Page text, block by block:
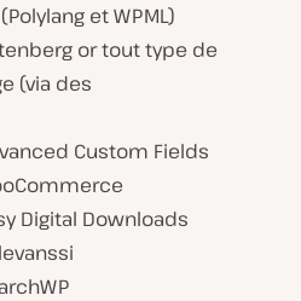
et WPML)
or tout type de
(via des
Custom Fields
Digital Downloads